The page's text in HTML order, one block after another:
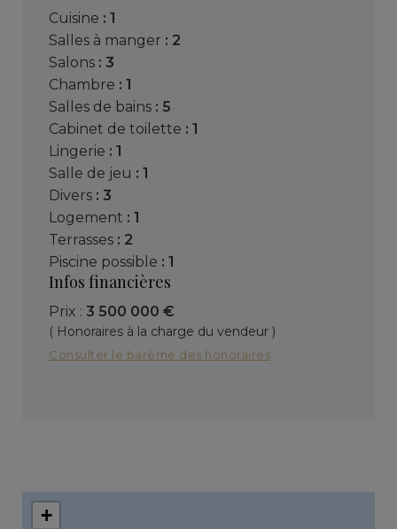
cuisine : 1
salles à manger : 2
salons : 3
chambre : 1
salles de bains : 5
cabinet de toilette : 1
lingerie : 1
salle de jeu : 1
divers : 3
logement : 1
terrasses : 2
piscine possible : 1
Infos financières
Prix : 3 500 000 €
( Honoraires à la charge du vendeur )
Consulter le barème des honoraires
+